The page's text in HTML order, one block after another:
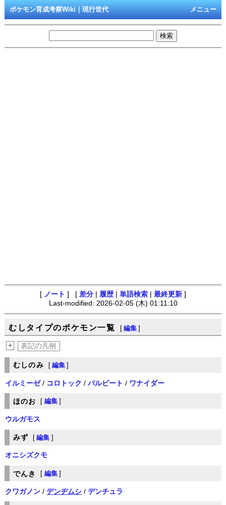
メニュー
ポケモン育成考察Wiki｜現行世代
[ ノート ] [ 差分 履歴 単語検索 最終更新 ]
Last-modified: 2026-02-05 (木) 01:11:10
むしタイプのポケモン一覧 [ 編集 ]
+ 表記の凡例
むしのみ [ 編集 ]
イルミーゼ/ コロトック /バルビート / ワナイダー
ほのお [ 編集 ]
ウルガモス
みず [ 編集 ]
オニシズクモ
でんき [ 編集 ]
クワガノン /デンヂムシ /デンチュラ